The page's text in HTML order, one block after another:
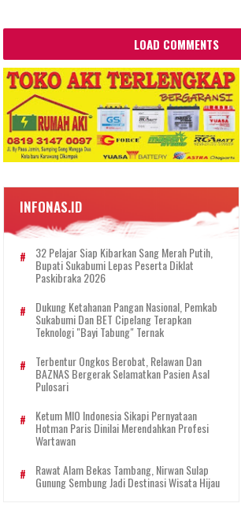
LOAD COMMENTS
INFONAS.ID
32 Pelajar Siap Kibarkan Sang Merah Putih,
Bupati Sukabumi Lepas Peserta Diklat
Paskibraka 2026
Dukung Ketahanan Pangan Nasional, Pemkab
Sukabumi Dan BET Cipelang Terapkan
Teknologi "Bayi Tabung" Ternak
Terbentur Ongkos Berobat, Relawan Dan
BAZNAS Bergerak Selamatkan Pasien Asal
Pulosari
Ketum MIO Indonesia Sikapi Pernyataan
Hotman Paris Dinilai Merendahkan Profesi
Wartawan
Rawat Alam Bekas Tambang, Nirwan Sulap
Gunung Sembung Jadi Destinasi Wisata Hijau